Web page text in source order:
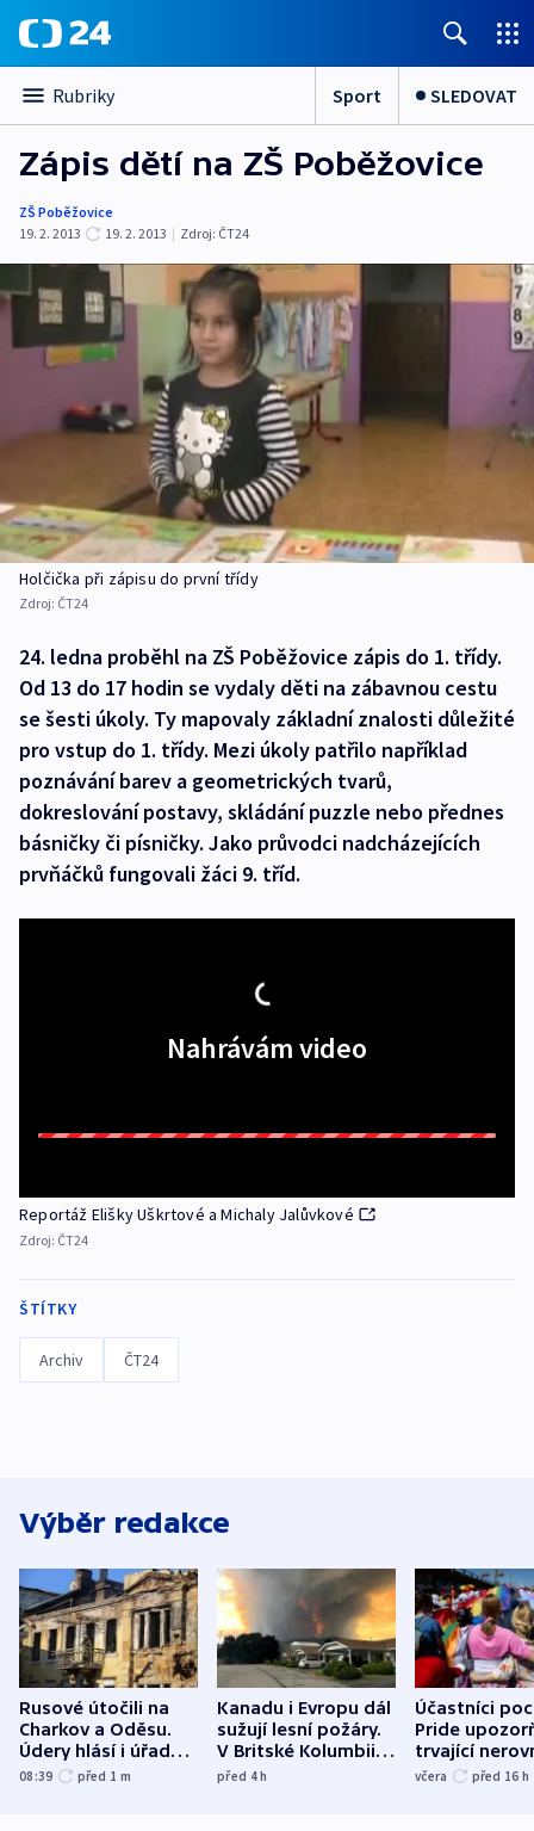
Rubriky Sport SLEDOVAT
Zápis dětí na ZŠ Poběžovice
ZŠ Poběžovice
19. 2. 2013
19. 2. 2013 | Zdroj: ČT24
Holčička při zápisu do první třídy
Zdroj: ČT24
24. ledna proběhl na ZŠ Poběžovice zápis do 1. třídy.
Od 13 do 17 hodin se vydaly děti na zábavnou cestu
se šesti úkoly. Ty mapovaly základní znalosti důležité
pro vstup do 1. třídy. Mezi úkoly patřilo například
poznávání barev a geometrických tvarů,
dokreslování postavy, skládání puzzle nebo přednes
básničky či písničky. Jako průvodci nadcházejících
prvňáčků fungovali žáci 9. tříd.
Nahrávám video
Reportáž Elišky Uškrtové a Michaly Jalůvkové
Zdroj: ČT24
ŠTÍTKY
Archiv ČT24
Výběr redakce
Rusové útočili na
Charkov a Oděsu.
Údery hlásí i úřady v
Bělgorodu
08:39 před 1 m
Kanadu i Evropu dál
sužují lesní požáry.
V Britské Kolumbii
evakuovali tisíce lidí
před 4h
Účastníci
Pride
trvající
včera před 16 h